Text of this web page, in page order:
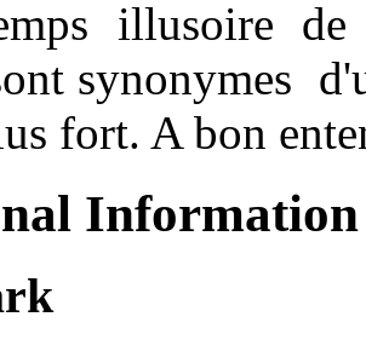
illusoire
synonymes
fort. A bon
Information